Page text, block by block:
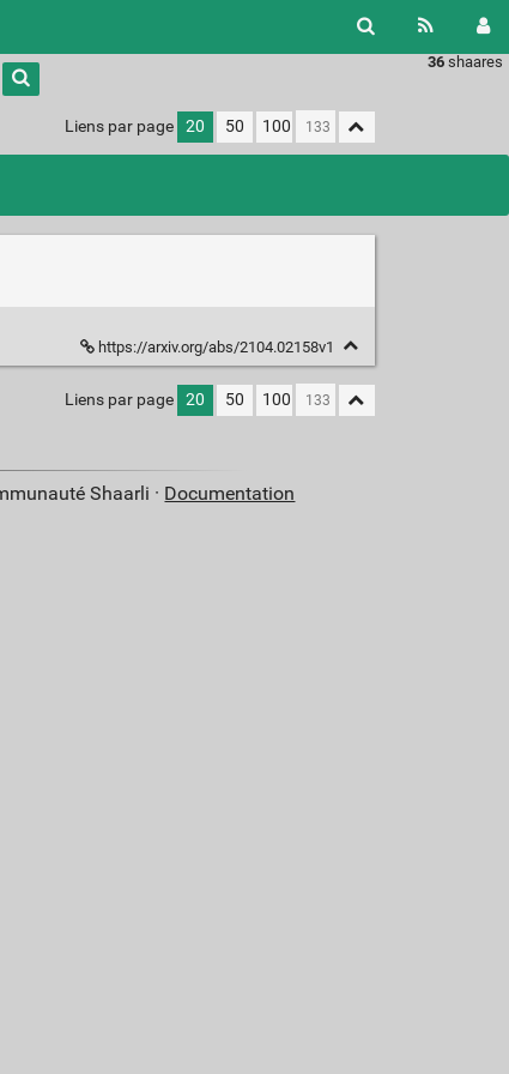
36 shaares
Liens par page 20 50 100
https://arxiv.org/abs/2104.02158v1
Liens par page 20 50 100
Shaarli · Documentation